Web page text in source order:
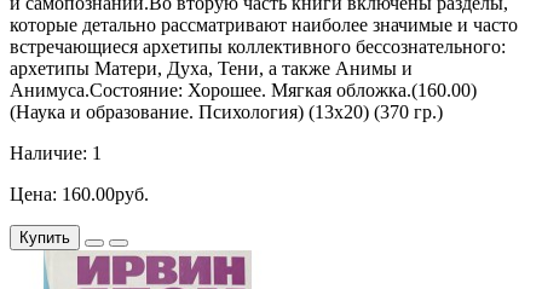
которые детально рассматривают наиболее значимые и часто
встречающиеся архетипы коллективного бессознательного:
архетипы Матери, Духа, Тени, а также Анимы и
Анимуса.Состояние: Хорошее. Мягкая обложка.(160.00)
(Наука и образование. Психология) (13х20) (370 гр.)
Наличие: 1
Цена: 160.00руб.
Купить